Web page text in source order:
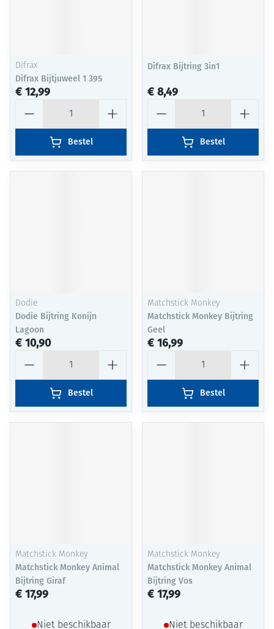
Difrax
Difrax Bijtjuweel 1 395
€ 12,99
Bestel
Difrax Bijtring 3in1
€ 8,49
Bestel
Dodie
Dodie Bijtring Konijn
Lagoon
€ 10,90
Bestel
Matchstick Monkey
Matchstick Monkey Bijtring
Geel
€ 16,99
Bestel
Matchstick Monkey
Matchstick Monkey Animal
Bijtring Giraf
€ 17,99
Niet beschikbaar
Matchstick Monkey
Matchstick Monkey Animal
Bijtring Vos
€ 17,99
Niet beschikbaar